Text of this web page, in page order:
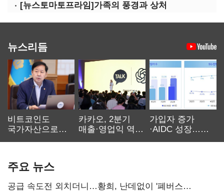
[뉴스토마토프라임]가족의 풍경과 상처
뉴스리듬
비트코인도
국가자산으로…'
카카오, 2분기
매출·영업익 역대
가입자 증가
·AIDC 성장…
주요 뉴스
공급 속도전 외치더니…황희, 난데없이 '폐버스